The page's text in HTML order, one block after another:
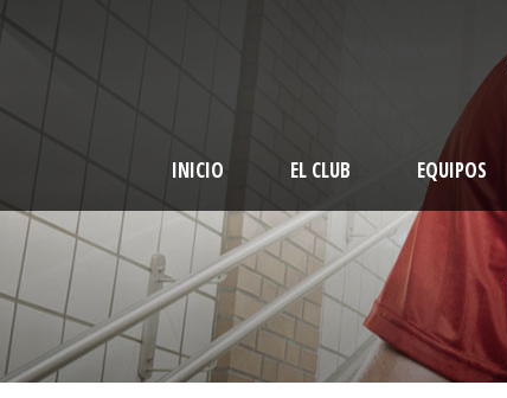
INICIO EL CLUB EQUIPOS